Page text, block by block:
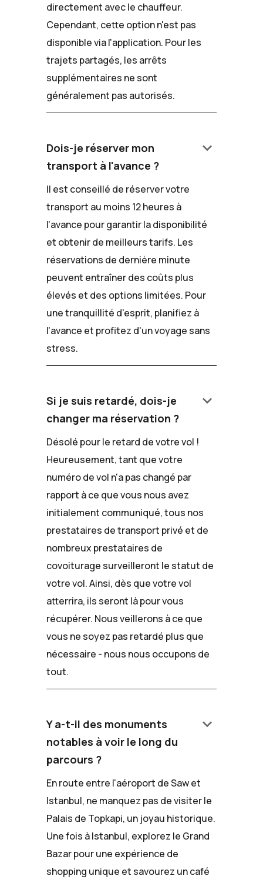
directement avec le chauffeur.
Cependant, cette option n'est pas
disponible via l'application. Pour les
trajets partagés, les arrêts
supplémentaires ne sont
généralement pas autorisés.
Dois-je réserver mon
transport à l'avance ?
keyboard_arrow_down
Il est conseillé de réserver votre
transport au moins 12 heures à
l'avance pour garantir la disponibilité
et obtenir de meilleurs tarifs. Les
réservations de dernière minute
peuvent entraîner des coûts plus
élevés et des options limitées. Pour
une tranquillité d'esprit, planifiez à
l'avance et profitez d'un voyage sans
stress.
Si je suis retardé, dois-je
changer ma réservation ?
keyboard_arrow_down
Désolé pour le retard de votre vol !
Heureusement, tant que votre
numéro de vol n'a pas changé par
rapport à ce que vous nous avez
initialement communiqué, tous nos
prestataires de transport privé et de
nombreux prestataires de
covoiturage surveilleront le statut de
votre vol. Ainsi, dès que votre vol
atterrira, ils seront là pour vous
récupérer. Nous veillerons à ce que
vous ne soyez pas retardé plus que
nécessaire - nous nous occupons de
tout.
Y a-t-il des monuments
notables à voir le long du
parcours ?
keyboard_arrow_down
En route entre l'aéroport de Saw et
Istanbul, ne manquez pas de visiter le
Palais de Topkapi, un joyau historique.
Une fois à Istanbul, explorez le Grand
Bazar pour une expérience de
shopping unique et savourez un café